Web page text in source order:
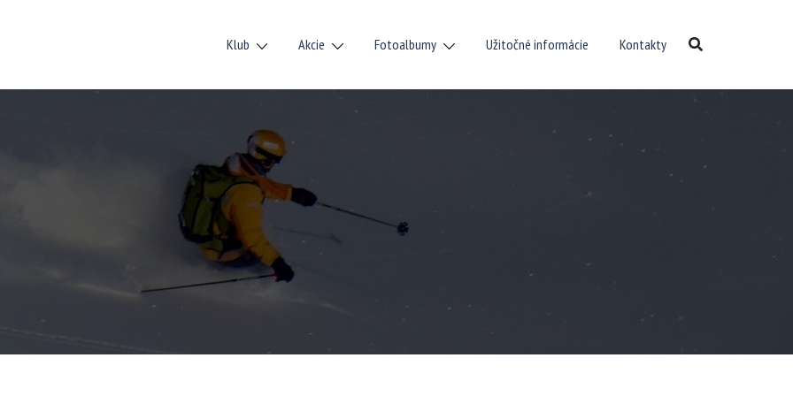
Klub Akcie Fotoalbumy Užitočné informácie Kontakty